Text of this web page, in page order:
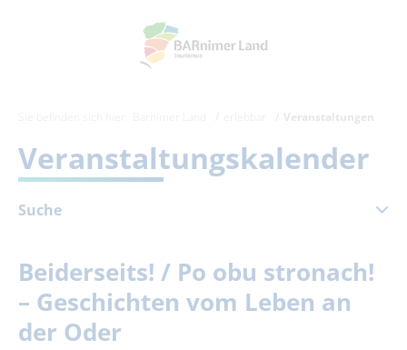
Veranstaltungen
Veranstaltungskalender
Suche
August 2026
Mo Di Mi Do Fr Sa So
1
3
4
Beiderseits! / Po obu stronach!
– Geschichten vom Leben an
der Oder